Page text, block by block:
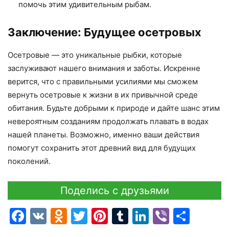
помочь этим удивительным рыбам.
Заключение: Будущее осетровых
Осетровые — это уникальные рыбки, которые
заслуживают нашего внимания и заботы. Искренне
верится, что с правильными усилиями мы сможем
вернуть осетровые к жизни в их привычной среде
обитания. Будьте добрыми к природе и дайте шанс этим
невероятным созданиям продолжать плавать в водах
нашей планеты. Возможно, именно ваши действия
помогут сохранить этот древний вид для будущих
поколений.
Поделись с друзьями
Facebook
VK Odnoklassniki
Twitter
Pinterest
Tumblr
LinkedIn
Viber